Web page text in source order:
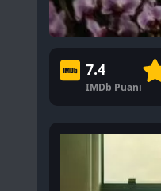
7.4
IMDb Puanı